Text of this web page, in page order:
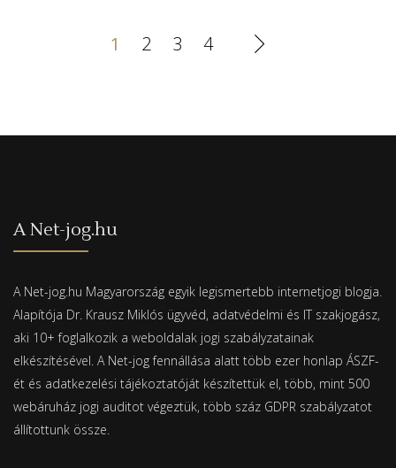
1 2 3 4
A Net-jog.hu
A Net-jog.hu Magyarország egyik legismertebb internetjogi blogja.
Alapítója Dr. Krausz Miklós ügyvéd, adatvédelmi és IT szakjogász,
aki 10+ foglalkozik a weboldalak jogi szabályzatainak
elkészítésével. A Net-jog fennállása alatt több ezer honlap ÁSZF-
ét és adatkezelési tájékoztatóját készítettük el, több, mint 500
webáruház jogi auditot végeztük, több száz GDPR szabályzatot
állítottunk össze.